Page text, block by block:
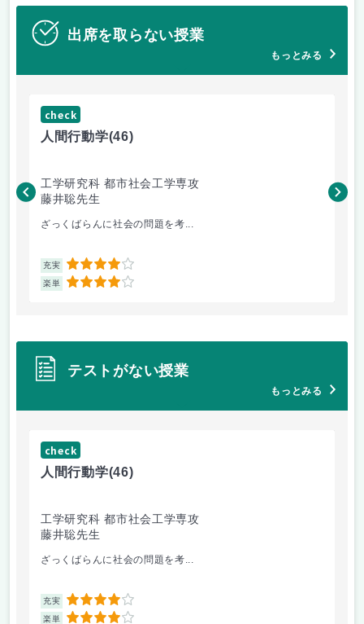
出席を取らない授業
もっとみる
check
人間行動学(46)
工学研究科 都市社会工学専攻
藤井聡先生
ざっくばらんに社会の問題を考...
充実 4
楽単 4
藤
テストがない授業
もっとみる
check
人間行動学(46)
工学研究科 都市社会工学専攻
藤井聡先生
ざっくばらんに社会の問題を考...
充実 4
楽単 4